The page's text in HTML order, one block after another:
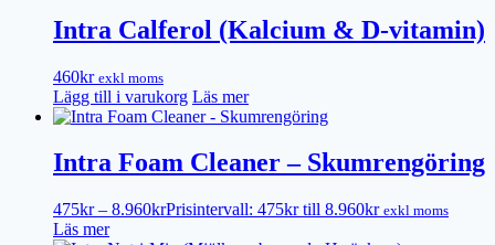
Intra Calferol (Kalcium & D-vitamin)
460kr exkl moms
Lägg till i varukorg Läs mer
Intra Foam Cleaner – Skumrengöring
475kr – 8.960krPrisintervall: 475kr till 8.960kr exkl moms
Läs mer